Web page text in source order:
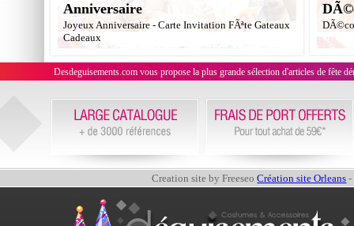
Anniversaire
Joyeux Anniversaire - Carte Invitation FÃªte Gateaux
Cadeaux
Desdeguisements.com vous propose la plus grande sélection d'articles de fête
Creation site by FreeseoCréation site Orleans -